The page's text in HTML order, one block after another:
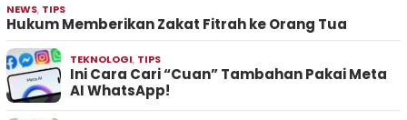
NEWS, TIPS
Hukum Memberikan Zakat Fitrah ke Orang Tua
TEKNOLOGI, TIPS
Ini Cara Cari “Cuan” Tambahan Pakai Meta
AI WhatsApp!